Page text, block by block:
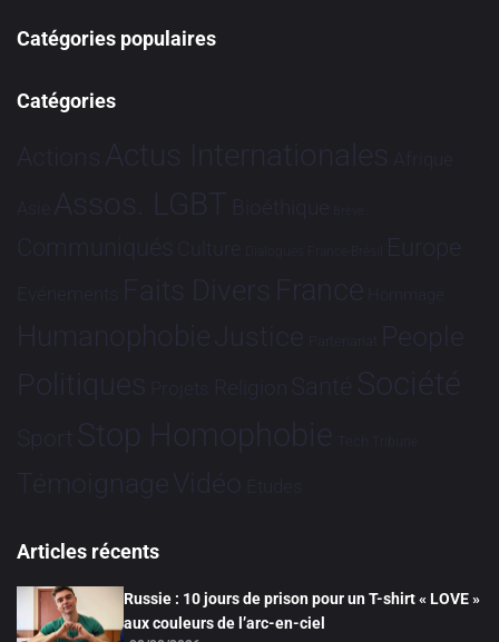
Catégories populaires
Catégories
Actions Actus Internationales Afrique
Asie Assos. LGBT Bioéthique Brève
Communiqués Culture Dialogues France-Brésil Europe
Evénements Faits Divers France Hommage
HumanophobieJustice Partenariat People
Politiques Projets Religion Santé Société
Sport Stop Homophobie Tech Tribune
TémoignageVidéo Études
Articles récents
Russie : 10 jours de prison pour un T-shirt « LOVE »
aux couleurs de l’arc-en-ciel